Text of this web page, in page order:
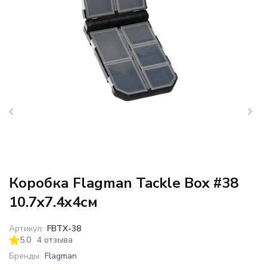
Коробка Flagman Tackle Box #38
10.7x7.4x4см
5.0 4 отзыва
Бренды: Flagman
Артикул: FBTX-38